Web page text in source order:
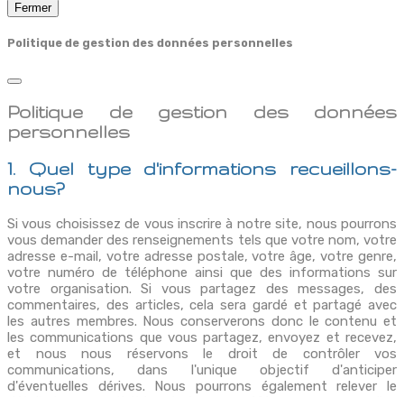
Fermer
Politique de gestion des données personnelles
Politique de gestion des données
personnelles
1. Quel type d'informations recueillons-
nous?
Si vous choisissez de vous inscrire à notre site, nous pourrons
vous demander des renseignements tels que votre nom, votre
adresse e-mail, votre adresse postale, votre âge, votre genre,
votre numéro de téléphone ainsi que des informations sur
votre organisation. Si vous partagez des messages, des
commentaires, des articles, cela sera gardé et partagé avec
les autres membres. Nous conserverons donc le contenu et
les communications que vous partagez, envoyez et recevez,
et nous nous réservons le droit de contrôler vos
communications, dans l'unique objectif d'anticiper
d'éventuelles dérives. Nous pourrons également relever le